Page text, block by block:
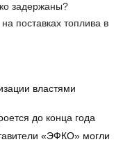
задержаны?
поставках топлива в
властями
до конца года
«ЭФКО» могли